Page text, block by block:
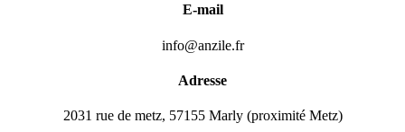
E-mail
info@anzile.fr
Adresse
2031 rue de metz, 57155 Marly (proximité Metz)